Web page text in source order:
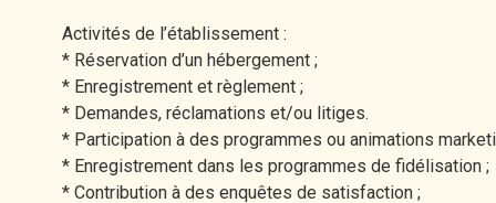
Activités de l’établissement :
* Réservation d’un hébergement ;
* Enregistrement et règlement ;
* Demandes, réclamations et/ou litiges.
* Participation à des programmes ou animations
* Enregistrement dans les programmes de fidélisation ;
* Contribution à des enquêtes de satisfaction ;